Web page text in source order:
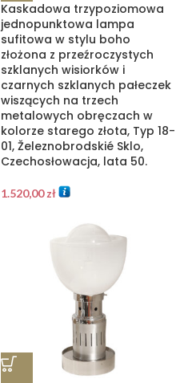
Kaskadowa trzypoziomowa
jednopunktowa lampa
sufitowa w stylu boho
złożona z przeźroczystych
szklanych wisiorków i
czarnych szklanych pałeczek
wiszących na trzech
metalowych obręczach w
kolorze starego złota, Typ 18-
01, Železnobrodskié Sklo,
Czechosłowacja, lata 50.
1.520,00zł